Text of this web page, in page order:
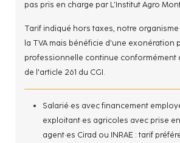
pas pris en charge par L’Institut Agro
Tarif indiqué hors taxes, notre
la TVA mais bénéficie d'une exonération
professionnelle continue conformément
de l'article 261 du CGI.
Salarié·es avec financement
exploitant·es agricoles avec prise en
agent·es Cirad ou INRAE : tarif